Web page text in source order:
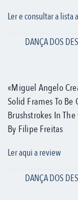
Ler e consultar a lista
DANÇA DOS
«Miguel Angelo
Solid Frames To
Brushstrokes In
By Filipe Freitas
Ler aqui a review
DANÇA DOS